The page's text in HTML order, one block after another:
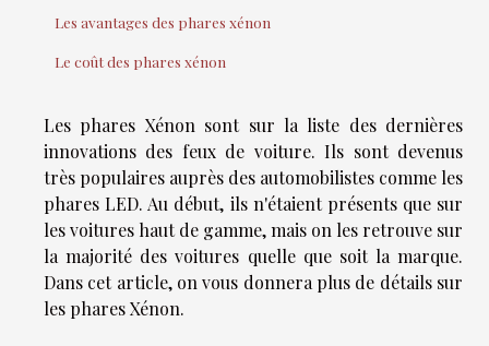
Les avantages des phares xénon
Le coût des phares xénon
Les phares Xénon sont sur la liste des dernières
innovations des feux de voiture. Ils sont devenus
très populaires auprès des automobilistes comme les
phares LED. Au début, ils n'étaient présents que sur
les voitures haut de gamme, mais on les retrouve sur
la majorité des voitures quelle que soit la marque.
Dans cet article, on vous donnera plus de détails sur
les phares Xénon.